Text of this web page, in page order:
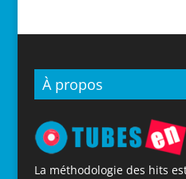
À propos
La méthodologie des hits